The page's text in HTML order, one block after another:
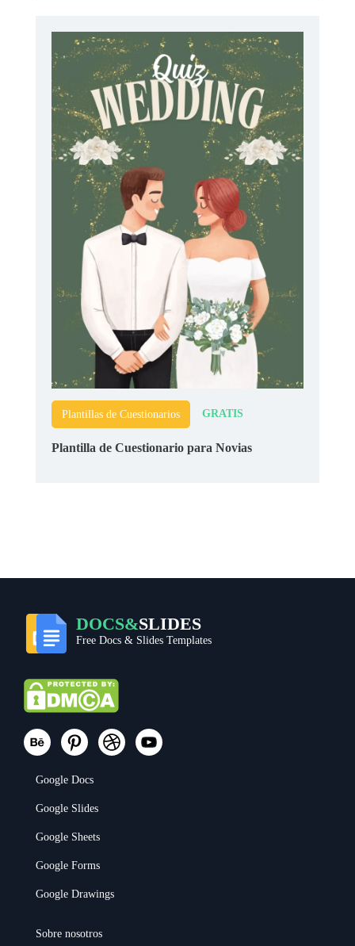
Plantillas de Cuestionarios GRATIS
Plantilla de Cuestionario para Novias
DOCS&SLIDES
Free Docs & Slides Templates
Google Docs
Google Slides
Google Sheets
Google Forms
Google Drawings
Sobre nosotros